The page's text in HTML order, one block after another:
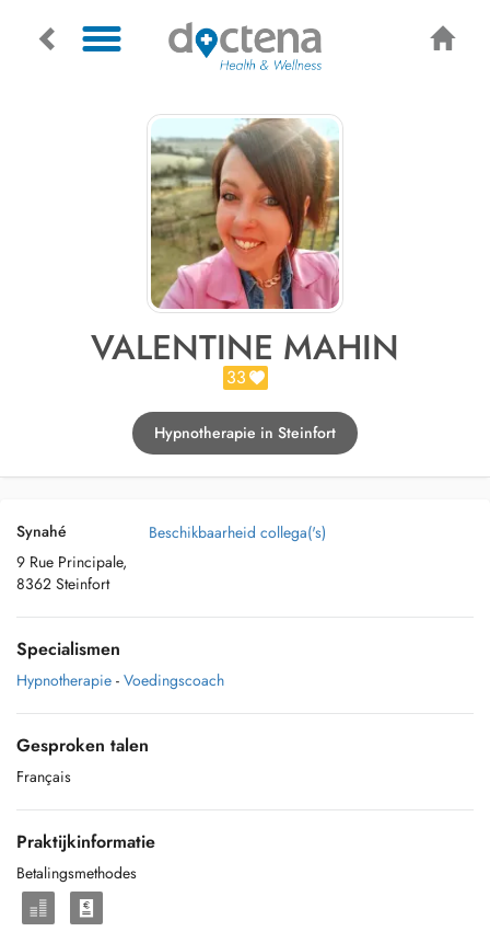
VALENTINE MAHIN
33
Hypnotherapie in Steinfort
Synahé
9 Rue Principale,
8362 Steinfort
Beschikbaarheid collega('s)
Specialismen
Hypnotherapie - Voedingscoach
Gesproken talen
Français
Praktijkinformatie
Betalingsmethodes